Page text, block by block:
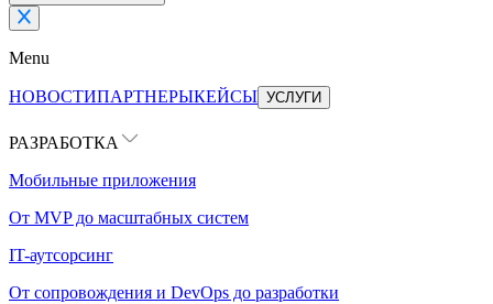
Menu
НОВОСТИПАРТНЕРЫКЕЙСЫ УСЛУГИ
РАЗРАБОТКА
Мобильные приложения
От MVP до масштабных систем
IT-аутсорсинг
От сопровождения и DevOps до разработки